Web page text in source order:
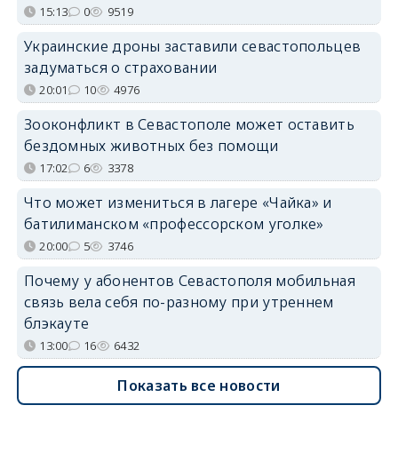
15:13 0 9519
Украинские дроны заставили севастопольцев
задуматься о страховании
20:01 10 4976
Зооконфликт в Севастополе может оставить
бездомных животных без помощи
17:02 6 3378
Что может измениться в лагере «Чайка» и
батилиманском «профессорском уголке»
20:00 5 3746
Почему у абонентов Севастополя мобильная
связь вела себя по-разному при утреннем
блэкауте
13:00 16 6432
Показать все новости